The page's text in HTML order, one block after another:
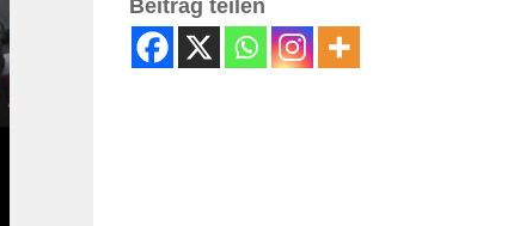
Beitrag teilen